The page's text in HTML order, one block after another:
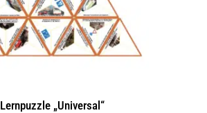
Lernpuzzle „Universal“